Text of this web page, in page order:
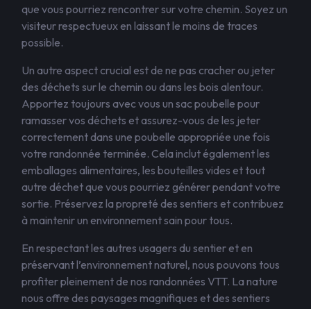
que vous pourriez rencontrer sur votre chemin. Soyez un
visiteur respectueux en laissant le moins de traces
possible.
Un autre aspect crucial est de ne pas cracher ou jeter
des déchets sur le chemin ou dans les bois alentour.
Apportez toujours avec vous un sac poubelle pour
ramasser vos déchets et assurez-vous de les jeter
correctement dans une poubelle appropriée une fois
votre randonnée terminée. Cela inclut également les
emballages alimentaires, les bouteilles vides et tout
autre déchet que vous pourriez générer pendant votre
sortie. Préservez la propreté des sentiers et contribuez
à maintenir un environnement sain pour tous.
En respectant les autres usagers du sentier et en
préservant l’environnement naturel, nous pouvons tous
profiter pleinement de nos randonnées VTT. La nature
nous offre des paysages magnifiques et des sentiers